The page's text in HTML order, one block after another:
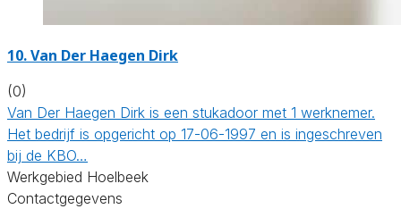
10. Van Der Haegen Dirk
(0)
Van Der Haegen Dirk is een stukadoor met 1 werknemer.
Het bedrijf is opgericht op 17-06-1997 en is ingeschreven
bij de KBO…
Werkgebied Hoelbeek
Contactgegevens